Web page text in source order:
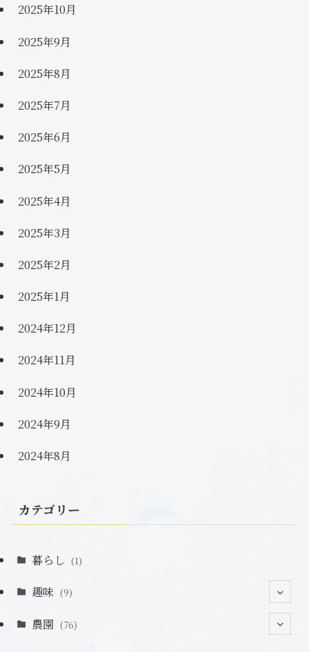
2025年10月
2025年9月
2025年8月
2025年7月
2025年6月
2025年5月
2025年4月
2025年3月
2025年2月
2025年1月
2024年12月
2024年11月
2024年10月
2024年9月
2024年8月
カテゴリー
暮らし (1)
趣味 (9)
農園 (76)